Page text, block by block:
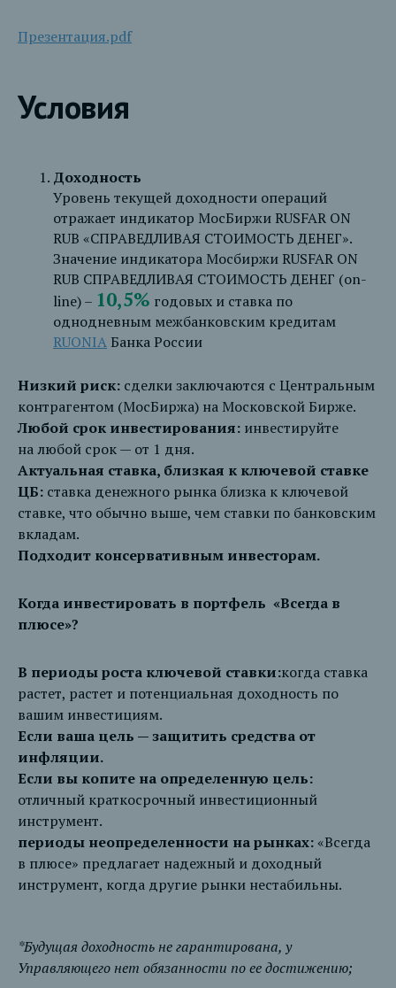
Презентация.pdf
Условия
Доходность
Уровень текущей доходности операций
отражает индикатор МосБиржи RUSFAR ON
RUB «СПРАВЕДЛИВАЯ СТОИМОСТЬ ДЕНЕГ».
Значение индикатора Мосбиржи RUSFAR ON
RUB СПРАВЕДЛИВАЯ СТОИМОСТЬ ДЕНЕГ (on-
line) – 10,5% годовых и ставка по
однодневным межбанковским кредитам
RUONIA Банка России
Низкий риск: сделки заключаются с Центральным
контрагентом (МосБиржа) на Московской Бирже.
Любой срок инвестирования: инвестируйте
на любой срок — от 1 дня.
Актуальная ставка, близкая к ключевой ставке
ЦБ: ставка денежного рынка близка к ключевой
ставке, что обычно выше, чем ставки по банковским
вкладам.
Подходит консервативным инвесторам.
Когда инвестировать в портфель «Всегда в
плюсе»?
В периоды роста ключевой ставки:когда ставка
растет, растет и потенциальная доходность по
вашим инвестициям.
Если ваша цель — защитить средства от
инфляции.
Если вы копите на определенную цель:
отличный краткосрочный инвестиционный
инструмент.
периоды неопределенности на рынках:«Всегда
в плюсе» предлагает надежный и доходный
инструмент, когда другие рынки нестабильны.
*Будущая доходность не гарантирована, у
Управляющего нет обязанности по ее достижению;